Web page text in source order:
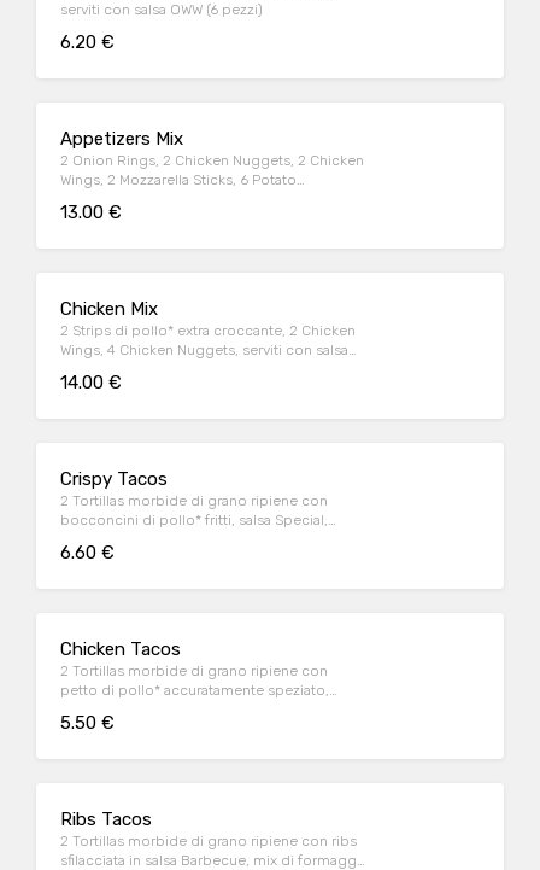
serviti con salsa OWW (6 pezzi)
6.20 €
Appetizers Mix
2 Onion Rings, 2 Chicken Nuggets, 2 Chicken
Wings, 2 Mozzarella Sticks, 6 Potato
13.00 €
Chicken Mix
2 Strips di pollo* extra croccante, 2 Chicken
Wings, 4 Chicken Nuggets, serviti con salsa
14.00 €
Crispy Tacos
2 Tortillas morbide di grano ripiene con
bocconcini di pollo* fritti, salsa Special,
guarnito con sauce Cream
6.60 €
Chicken Tacos
2 Tortillas morbide di grano ripiene con
petto di pollo* accuratamente speziato,
Messicana, mix di formaggi, insalata iceberg
5.50 €
Ribs Tacos
2 Tortillas morbide di grano ripiene con ribs
sfilacciata in salsa Barbecue, mix di formaggi,